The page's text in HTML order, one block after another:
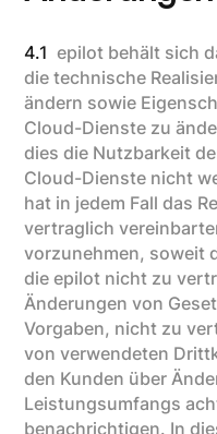
4.1 epilot behält sich
die technische
ändern sowie
Cloud-Dienste zu
dies die Nutzbarkeit
Cloud-Dienste nicht
hat in jedem Fall das
vertraglich
vorzunehmen, soweit
die epilot nicht zu
Änderungen von
Vorgaben, nicht zu
von verwendeten
den Kunden über
Leistungsumfangs
benachrichtigen. In